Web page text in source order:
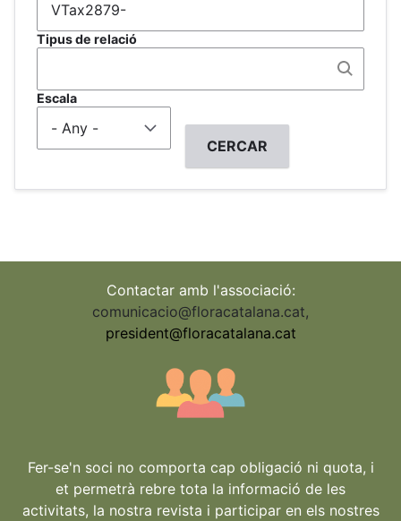
Tipus de relació
Escala
Contactar amb l'associació:
comunicacio@floracatalana.cat,
president@floracatalana.cat
Fer-se'n soci no comporta cap obligació ni quota, i
et permetrà rebre tota la informació de les
activitats, la nostra revista i participar en els nostres